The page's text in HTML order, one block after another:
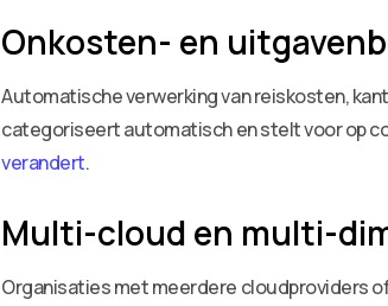
Onkosten- en
Automatische verwerking van reiskosten,
categoriseert automatisch en stelt voor op
verandert.
Multi-cloud en multi-
Organisaties met meerdere cloudproviders